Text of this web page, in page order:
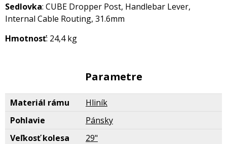
Sedlovka: CUBE Dropper Post, Handlebar Lever,
Internal Cable Routing, 31.6mm
Hmotnosť: 24,4 kg
Parametre
Materiál rámu
Hliník
Pohlavie
Pánsky
Veľkosť kolesa
29"